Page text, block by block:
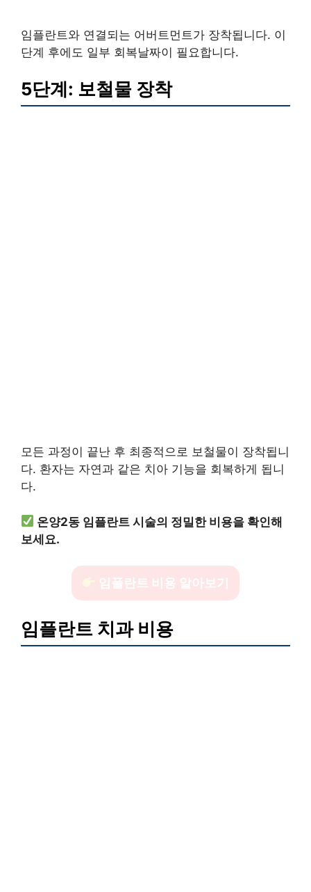
임플란트와 연결되는 어버트먼트가 장착됩니다. 이
단계 후에도 일부 회복날짜이 필요합니다.
5단계: 보철물 장착
모든 과정이 끝난 후 최종적으로 보철물이 장착됩니
다. 환자는 자연과 같은 치아 기능을 회복하게 됩니
다.
온양2동 임플란트 시술의 정밀한 비용을 확인해
보세요.
임플란트 비용 알아보기
임플란트 치과 비용